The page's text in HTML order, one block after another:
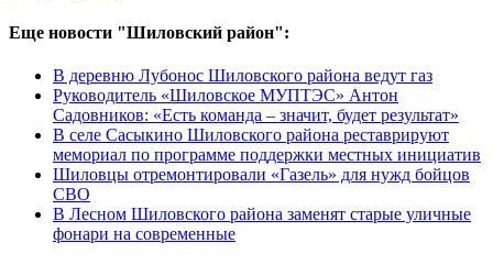
Еще новости "Шиловский район":
В деревню Лубонос Шиловского района ведут газ
Руководитель «Шиловское МУПТЭС» Антон
Садовников: «Есть команда – значит, будет результат»
В селе Сасыкино Шиловского района реставрируют
мемориал по программе поддержки местных инициатив
Шиловцы отремонтировали «Газель» для нужд бойцов
СВО
В Лесном Шиловского района заменят старые уличные
фонари на современные